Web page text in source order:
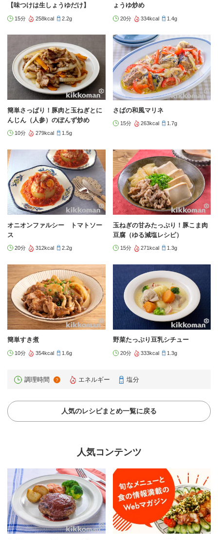
【味つけは生しょうゆだけ】
15分 258kcal 2.2g
ょうゆ炒め
20分 334kcal 1.4g
簡単さっぱり！豚肉と玉ねぎとに
んじん（人参）のぽんず炒め
10分 279kcal 1.5g
さばの和風マリネ
15分 263kcal 1.7g
オニオンファルシー トマトソー
ス
20分 312kcal 2.2g
玉ねぎの甘みたっぷり！豚こま肉
豆腐（ゆる減塩レシピ）
15分 271kcal 1.3g
簡単すき煮
10分 354kcal 1.6g
野菜たっぷり豆乳シチュー
20分 333kcal 1.3g
調理時間 ？ エネルギー 塩分
人気のレシピまとめ一覧に戻る
人気コンテンツ